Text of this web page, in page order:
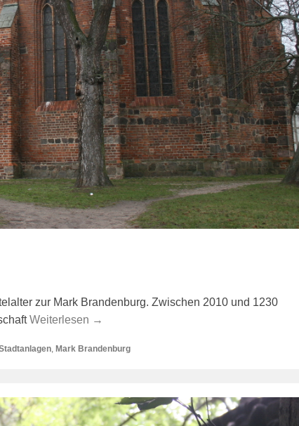
zur Mark Brandenburg. Zwischen 2010 und 1230
Weiterlesen →
Mark Brandenburg